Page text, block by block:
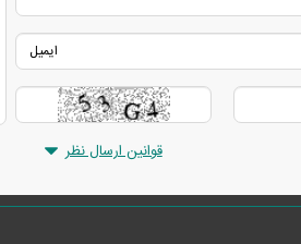
قوانین ارسال نظر